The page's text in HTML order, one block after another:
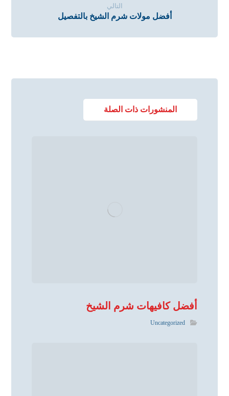
التالي
أفضل مولات شرم الشيخ بالتفصيل
المنشورات ذات الصلة
أفضل كافيهات شرم الشيخ
Uncategorized